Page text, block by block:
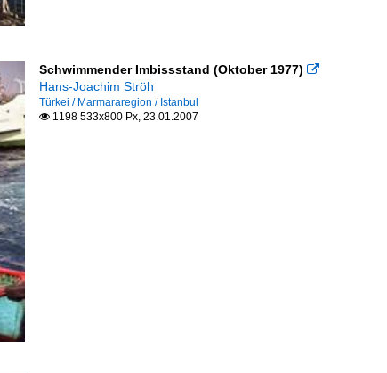
Schwimmender Imbissstand (Oktober 1977) 
Hans-Joachim Ströh
Türkei / Marmararegion / Istanbul
1198 533x800 Px, 23.01.2007